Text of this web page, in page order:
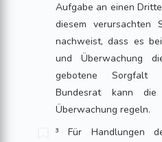
Aufgabe an einen
diesem verursachten
nachweist, dass es
und Überwachung
gebotene Sorgfalt
Bundesrat kann
Überwachung regeln.
³ Für Handlungen